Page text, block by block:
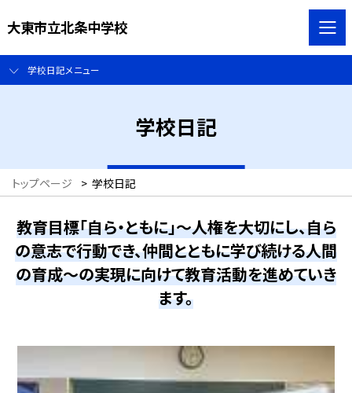
大東市立北条中学校
学校日記メニュー
学校日記
トップページ > 学校日記
教育目標「自ら・ともに」～人権を大切にし、自ら
の意志で行動でき、仲間とともに学び続ける人間
の育成～の実現に向けて教育活動を進めていき
ます。